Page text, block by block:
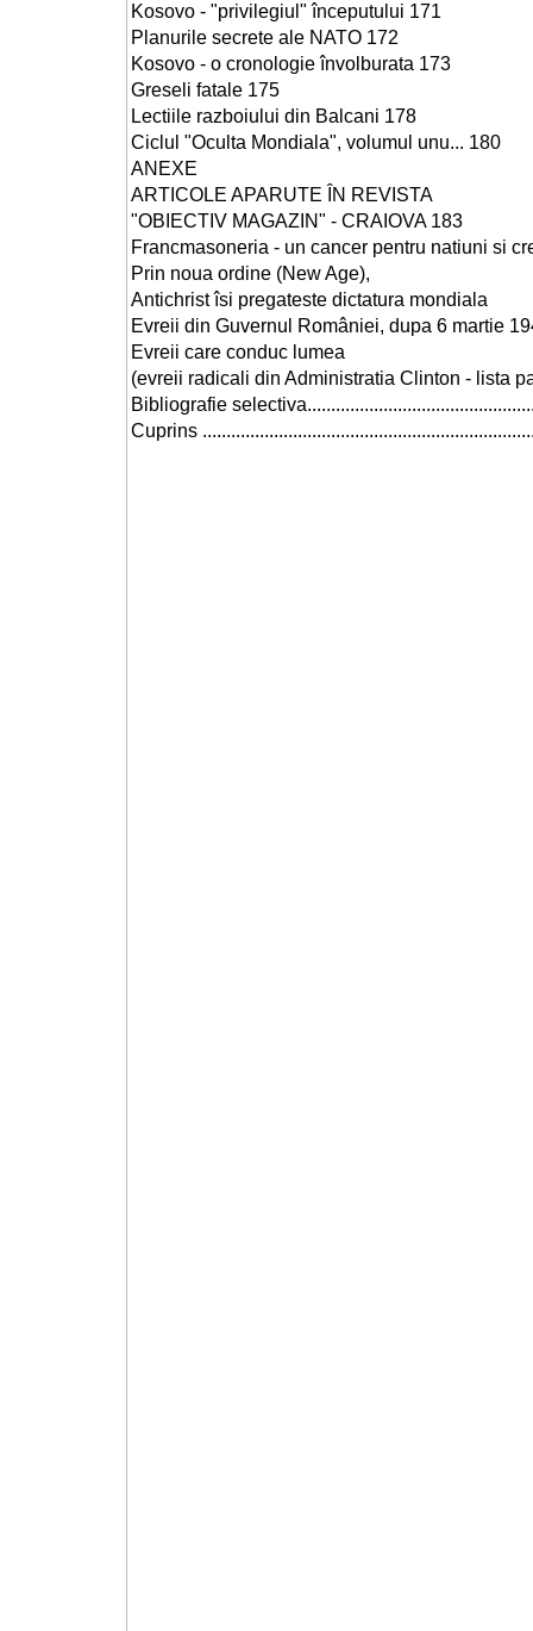
Kosovo - "privilegiul" începutului 171
Planurile secrete ale NATO 172
Kosovo - o cronologie învolburata 173
Greseli fatale 175
Lectiile razboiului din Balcani 178
Ciclul "Oculta Mondiala", volumul unu... 180
ANEXE
ARTICOLE APARUTE ÎN REVISTA
"OBIECTIV MAGAZIN" - CRAIOVA 183
Francmasoneria - un cancer pentru natiuni si
Prin noua ordine (New Age),
Antichrist îsi pregateste dictatura mondiala
Evreii din Guvernul României, dupa 6 martie
Evreii care conduc lumea
(evreii radicali din Administratia Clinton - lista
Bibliografie
Cuprins